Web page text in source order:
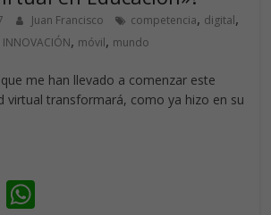
Juan Francisco competencia, digital,
INNOVACIÓN, móvil, mundo
me han llevado a comenzar este
virtual transformará, como ya hizo en su
T